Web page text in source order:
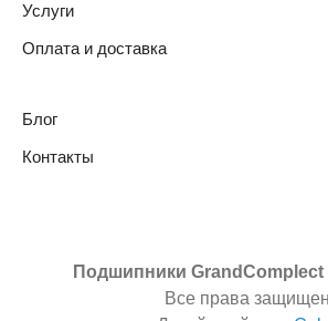
Услуги
Оплата и доставка
Блог
Контакты
Подшипники GrandComplect
Все права